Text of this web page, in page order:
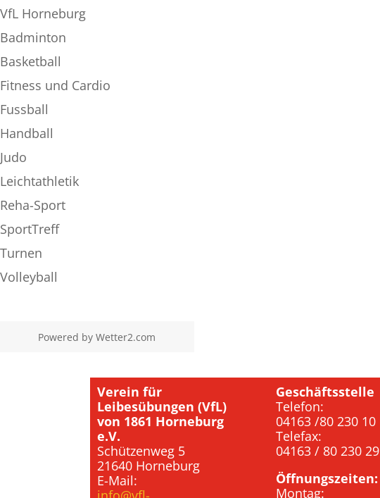
VfL Horneburg
Badminton
Basketball
Fitness und Cardio
Fussball
Handball
Judo
Leichtathletik
Reha-Sport
SportTreff
Turnen
Volleyball
Powered byWetter2.com
Verein für
Leibesübungen (VfL)
von 1861 Horneburg
e.V.
Schützenweg 5
21640 Horneburg
E-Mail:
Geschäftsstelle
Telefon:
04163 /80 230 10
Telefax:
04163 / 80 230 29
Öffnungszeiten:
Montag: